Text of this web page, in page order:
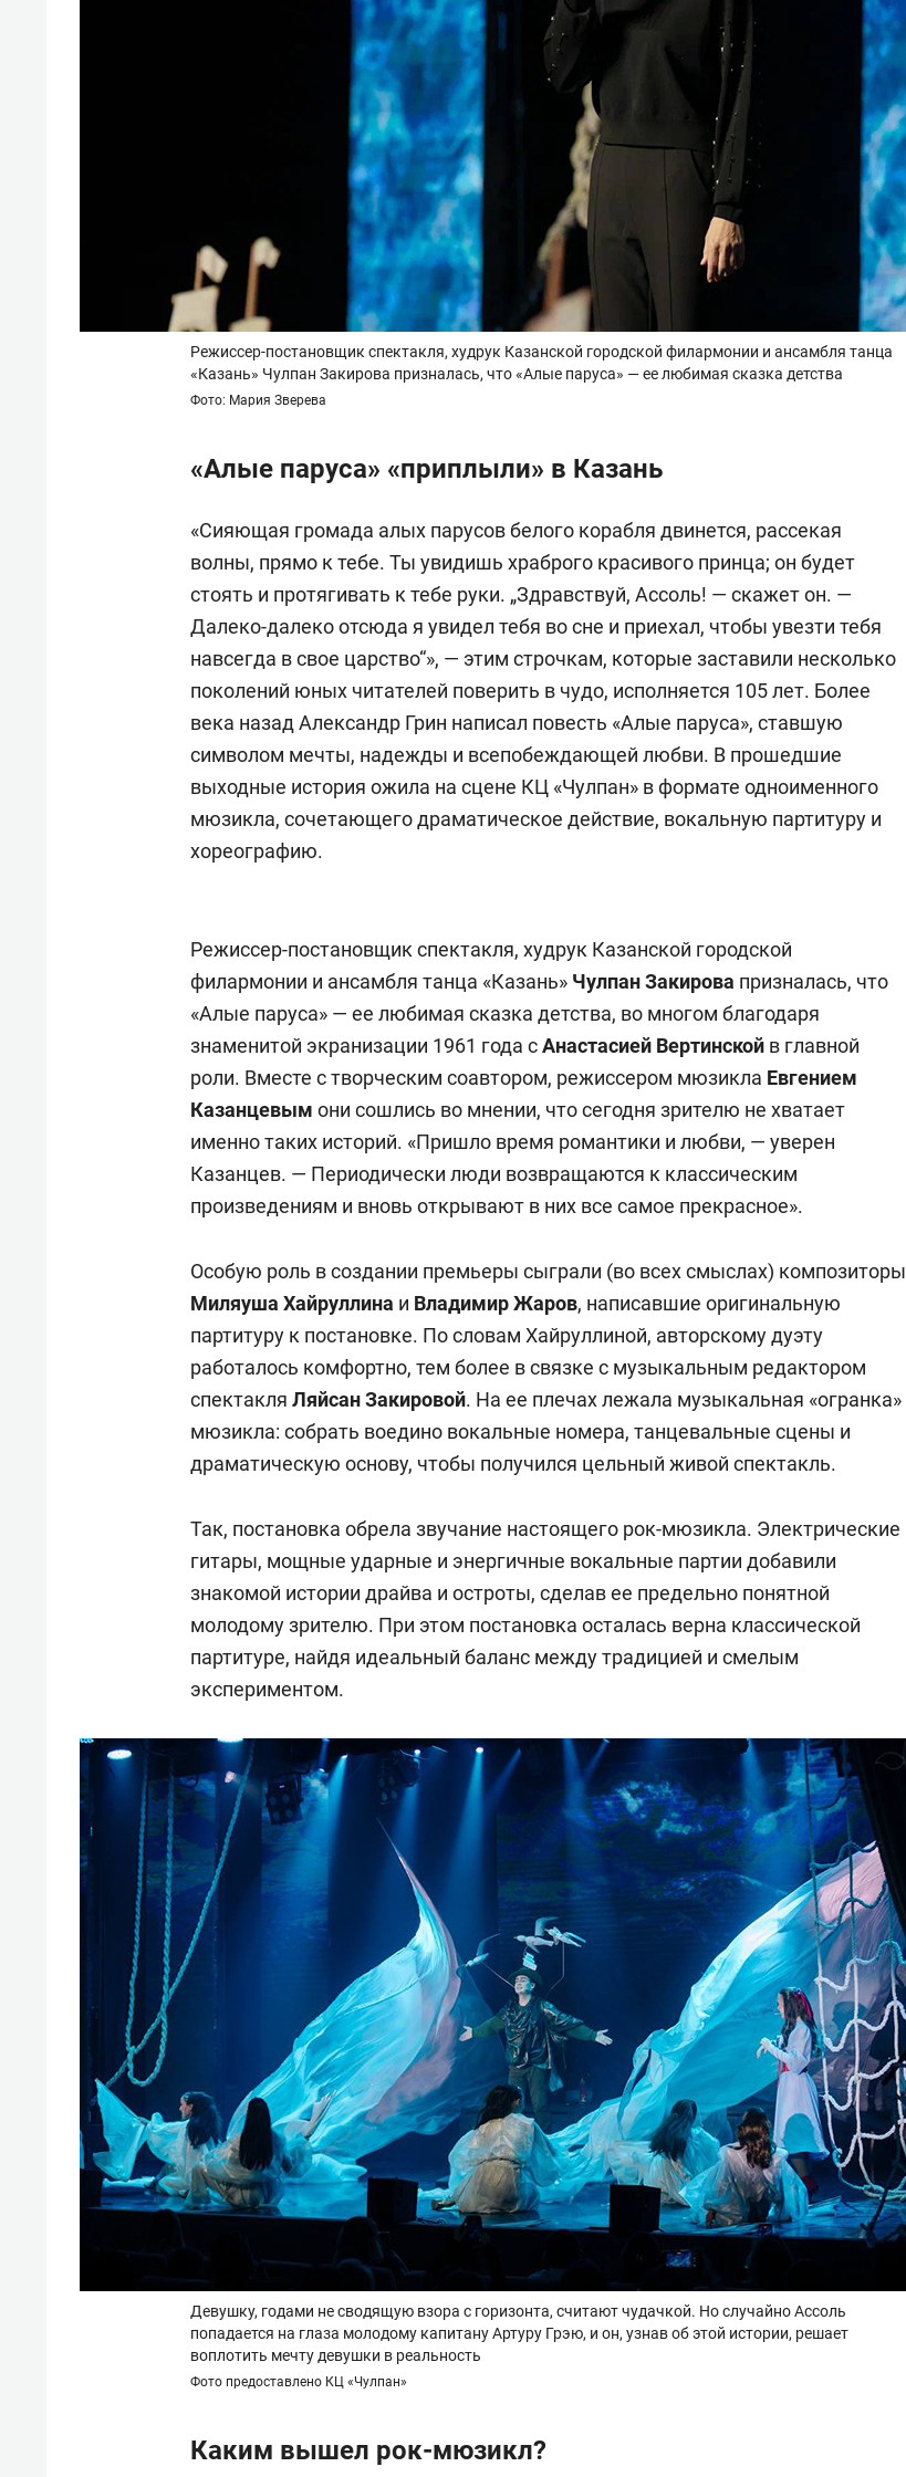
Режиссер-постановщик спектакля, худрук Казанской городской филармонии и ансамбля танца
«Казань» Чулпан Закирова призналась, что «Алые паруса» — ее любимая сказка детства
Фото: Мария Зверева
«Алые паруса» «приплыли» в Казань
«Сияющая громада алых парусов белого корабля двинется, рассекая
волны, прямо к тебе. Ты увидишь храброго красивого принца; он будет
стоять и протягивать к тебе руки. „Здравствуй, Ассоль! — скажет он. —
Далеко-далеко отсюда я увидел тебя во сне и приехал, чтобы увезти тебя
навсегда в свое царство“», — этим строчкам, которые заставили несколько
поколений юных читателей поверить в чудо, исполняется 105 лет. Более
века назад Александр Грин написал повесть «Алые паруса», ставшую
символом мечты, надежды и всепобеждающей любви. В прошедшие
выходные история ожила на сцене КЦ «Чулпан» в формате одноименного
мюзикла, сочетающего драматическое действие, вокальную партитуру и
хореографию.
Режиссер-постановщик спектакля, худрук Казанской городской
филармонии и ансамбля танца «Казань» Чулпан Закирова призналась, что
«Алые паруса» — ее любимая сказка детства, во многом благодаря
знаменитой экранизации 1961 года сАнастасией Вертинской в главной
роли. Вместе с творческим соавтором, режиссером мюзикла Евгением
Казанцевым они сошлись во мнении, что сегодня зрителю не хватает
именно таких историй. «Пришло время романтики и любви, — уверен
Казанцев. — Периодически люди возвращаются к классическим
произведениям и вновь открывают в них все самое прекрасное».
Особую роль в создании премьеры сыграли (во всех смыслах) композиторы
Миляуша Хайруллина и Владимир Жаров, написавшие оригинальную
партитуру к постановке. По словам Хайруллиной, авторскому дуэту
работалось комфортно, тем более в связке с музыкальным редактором
спектакля Ляйсан Закировой. На ее плечах лежала музыкальная «огранка»
мюзикла: собрать воедино вокальные номера, танцевальные сцены и
драматическую основу, чтобы получился цельный живой спектакль.
Так, постановка обрела звучание настоящего рок-мюзикла. Электрические
гитары, мощные ударные и энергичные вокальные партии добавили
знакомой истории драйва и остроты, сделав ее предельно понятной
молодому зрителю. При этом постановка осталась верна классической
партитуре, найдя идеальный баланс между традицией и смелым
экспериментом.
Девушку, годами не сводящую взора с горизонта, считают чудачкой. Но случайно Ассоль
попадается на глаза молодому капитану Артуру Грэю, и он, узнав об этой истории, решает
воплотить мечту девушки в реальность
Фото предоставлено КЦ «Чулпан»
Каким вышел рок-мюзикл?